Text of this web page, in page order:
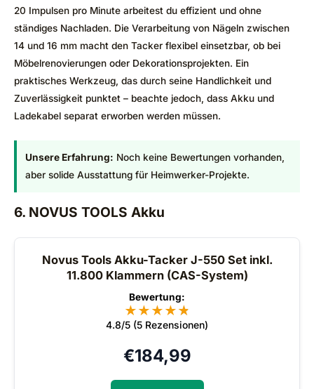
20 Impulsen pro Minute arbeitest du effizient und ohne
ständiges Nachladen. Die Verarbeitung von Nägeln zwischen
14 und 16 mm macht den Tacker flexibel einsetzbar, ob bei
Möbelrenovierungen oder Dekorationsprojekten. Ein
praktisches Werkzeug, das durch seine Handlichkeit und
Zuverlässigkeit punktet – beachte jedoch, dass Akku und
Ladekabel separat erworben werden müssen.
Unsere Erfahrung: Noch keine Bewertungen vorhanden,
aber solide Ausstattung für Heimwerker-Projekte.
6. NOVUS TOOLS Akku
Novus Tools Akku-Tacker J-550 Set inkl.
11.800 Klammern (CAS-System)
Bewertung:
★★★★★
★
4.8/5 (5 Rezensionen)
€184,99